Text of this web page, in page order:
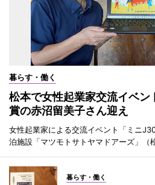
暮らす・働く
松本で女性起業家交流イベ
賞の赤沼留美子さん迎え
女性起業家による交流イベント「ミニ
泊施設「マツモトサトヤマドアーズ」（
暮らす・働く